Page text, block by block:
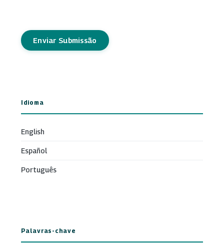
Enviar Submissão
Idioma
English
Español
Português
Palavras-chave